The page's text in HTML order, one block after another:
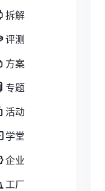
拆解
评测
方案
专题
活动
学堂
企业
工厂